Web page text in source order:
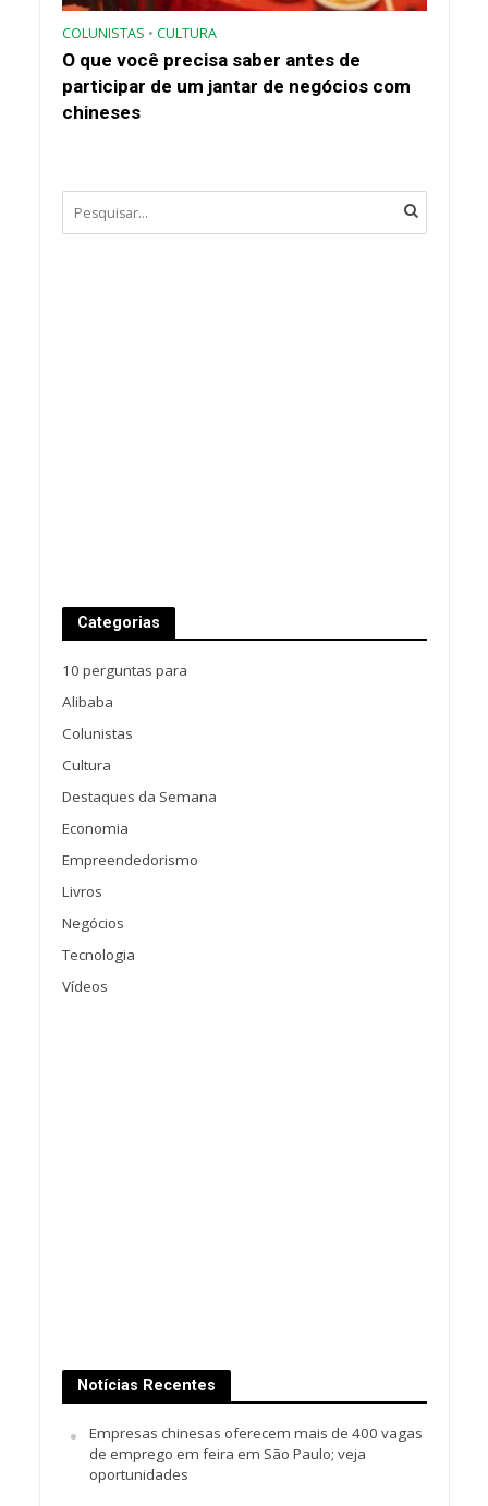
COLUNISTAS • CULTURA
O que você precisa saber antes de
participar de um jantar de negócios com
chineses
Categorias
10 perguntas para
Alibaba
Colunistas
Cultura
Destaques da Semana
Economia
Empreendedorismo
Livros
Negócios
Tecnologia
Vídeos
Notícias Recentes
Empresas chinesas oferecem mais de 400 vagas
de emprego em feira em São Paulo; veja
oportunidades